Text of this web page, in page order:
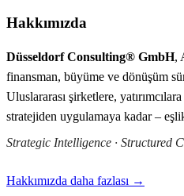
Hakkımızda
Düsseldorf Consulting® GmbH,
finansman, büyüme ve dönüşüm
Uluslararası şirketlere,
stratejiden uygulamaya kadar –
Strategic Intelligence · Structured
Hakkımızda daha fazlası →